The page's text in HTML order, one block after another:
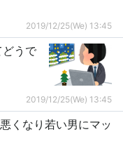
2019/12/25(We) 13:45
うで
2019/12/25(We) 13:45
くなり若い男にマッ